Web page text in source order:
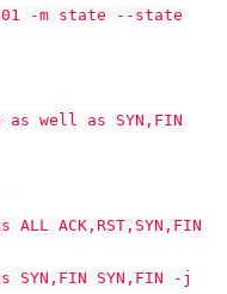
-m state --state
as well as SYN,FIN
ACK,RST,SYN,FIN
SYN,FIN -j